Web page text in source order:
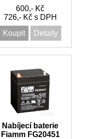
600,- Kč
726,- Kč s DPH
Koupit
Detaily
Nabíjecí baterie
Fiamm FG20451